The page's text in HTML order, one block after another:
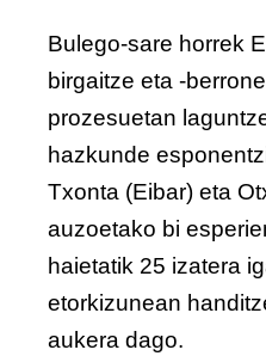
Bulego-sare horrek
birgaitze eta -
prozesuetan
hazkunde
Txonta (Eibar) eta
auzoetako bi
haietatik 25 izatera
etorkizunean
aukera dago.